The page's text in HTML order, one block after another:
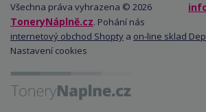
Všechna práva vyhrazena © 2026
ToneryNáplně.cz. Pohání nás
internetový obchod Shopty a on-line sklad
Nastavení cookies